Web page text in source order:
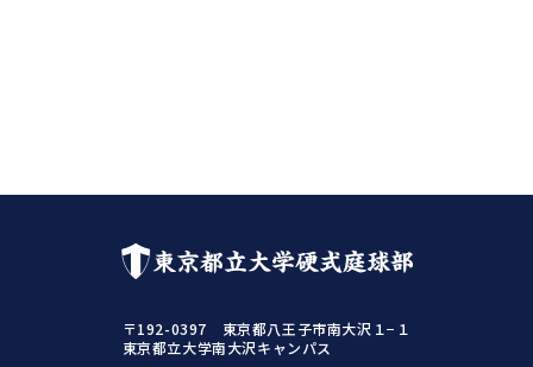
東京都立大学硬式庭球部
〒192-0397 東京都八王子市南大沢１−１
東京都立大学南大沢キャンパス